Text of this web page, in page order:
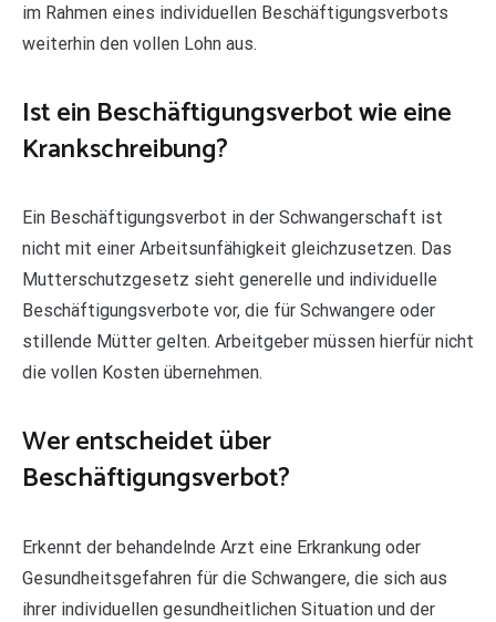
im Rahmen eines individuellen Beschäftigungsverbots
weiterhin den vollen Lohn aus.
Ist ein Beschäftigungsverbot wie eine
Krankschreibung?
Ein Beschäftigungsverbot in der Schwangerschaft ist
nicht mit einer Arbeitsunfähigkeit gleichzusetzen. Das
Mutterschutzgesetz sieht generelle und individuelle
Beschäftigungsverbote vor, die für Schwangere oder
stillende Mütter gelten. Arbeitgeber müssen hierfür nicht
die vollen Kosten übernehmen.
Wer entscheidet über
Beschäftigungsverbot?
Erkennt der behandelnde Arzt eine Erkrankung oder
Gesundheitsgefahren für die Schwangere, die sich aus
ihrer individuellen gesundheitlichen Situation und der